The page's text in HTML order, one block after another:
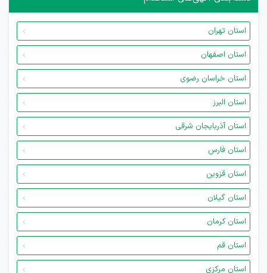
استان تهران
استان اصفهان
استان خراسان رضوی
استان البرز
استان آذربایجان شرقی
استان فارس
استان قزوین
استان گیلان
استان کرمان
استان قم
استان مرکزی